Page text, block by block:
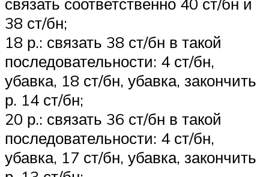
38 ст/бн;
18 р.: связать 38 ст/бн в такой
последовательности: 4 ст/бн,
убавка, 18 ст/бн, убавка, закончить
р. 14 ст/бн;
20 р.: связать 36 ст/бн в такой
последовательности: 4 ст/бн,
убавка, 17 ст/бн, убавка, закончить